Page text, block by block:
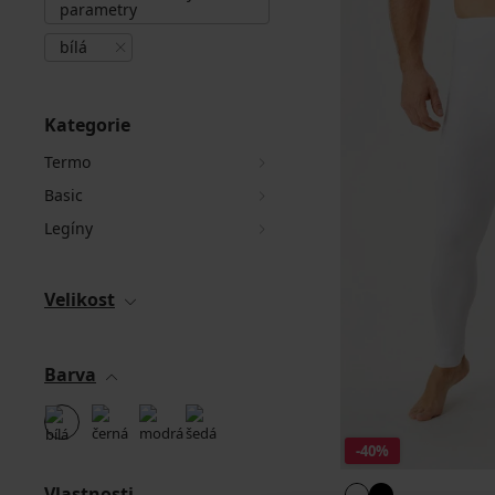
parametry
bílá
Kategorie
Termo
Basic
Legíny
Velikost
Barva
-40%